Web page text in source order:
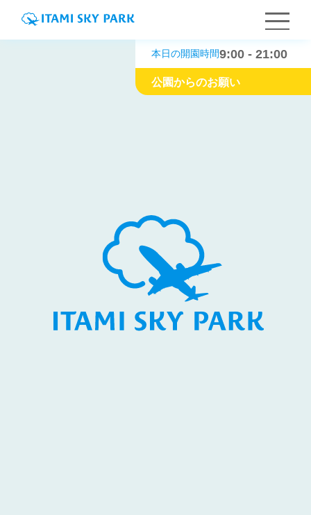
本日の開園時間9:00 - 21:00
公園からのお願い